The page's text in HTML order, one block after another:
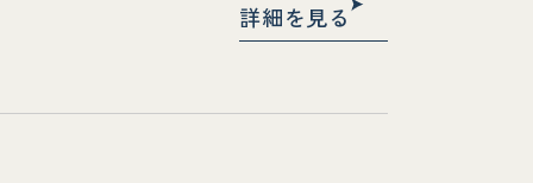
詳細を見る